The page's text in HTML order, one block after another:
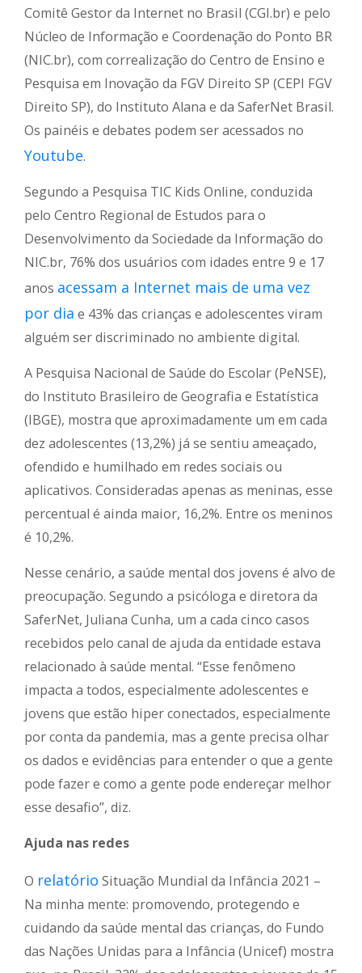
Comitê Gestor da Internet no Brasil (CGI.br) e pelo
Núcleo de Informação e Coordenação do Ponto BR
(NIC.br), com correalização do Centro de Ensino e
Pesquisa em Inovação da FGV Direito SP (CEPI FGV
Direito SP), do Instituto Alana e da SaferNet Brasil.
Os painéis e debates podem ser acessados no
Youtube.
Segundo a Pesquisa TIC Kids Online, conduzida
pelo Centro Regional de Estudos para o
Desenvolvimento da Sociedade da Informação do
NIC.br, 76% dos usuários com idades entre 9 e 17
anos acessam a Internet mais de uma vez
por dia e 43% das crianças e adolescentes viram
alguém ser discriminado no ambiente digital.
A Pesquisa Nacional de Saúde do Escolar (PeNSE),
do Instituto Brasileiro de Geografia e Estatística
(IBGE), mostra que aproximadamente um em cada
dez adolescentes (13,2%) já se sentiu ameaçado,
ofendido e humilhado em redes sociais ou
aplicativos. Consideradas apenas as meninas, esse
percentual é ainda maior, 16,2%. Entre os meninos
é 10,2%.
Nesse cenário, a saúde mental dos jovens é alvo de
preocupação. Segundo a psicóloga e diretora da
SaferNet, Juliana Cunha, um a cada cinco casos
recebidos pelo canal de ajuda da entidade estava
relacionado à saúde mental. “Esse fenômeno
impacta a todos, especialmente adolescentes e
jovens que estão hiper conectados, especialmente
por conta da pandemia, mas a gente precisa olhar
os dados e evidências para entender o que a gente
pode fazer e como a gente pode endereçar melhor
esse desafio”, diz.
Ajuda nas redes
O relatório Situação Mundial da Infância 2021 –
Na minha mente: promovendo, protegendo e
cuidando da saúde mental das crianças, do Fundo
das Nações Unidas para a Infância (Unicef) mostra